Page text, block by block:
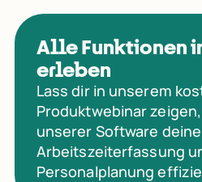
Alle Funktionen
erleben
Lass dir in unserem
Produktwebinar
unserer Software deine
Arbeitszeiterfassung
Personalplanung